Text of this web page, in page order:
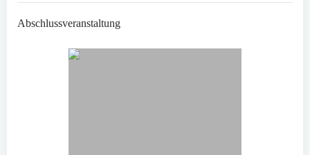
Abschlussveranstaltung